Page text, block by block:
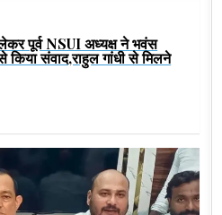
पूर्व NSUI अध्यक्ष ने भवंस
किया संवाद,राहुल गांधी से मिलने